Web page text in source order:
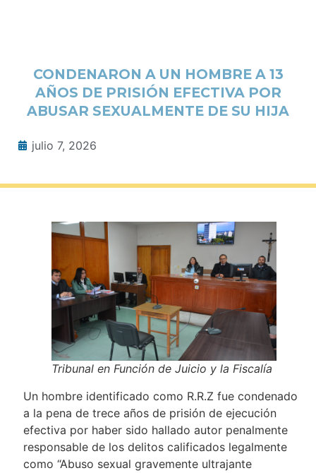
CONDENARON A UN HOMBRE A 13
AÑOS DE PRISIÓN EFECTIVA POR
ABUSAR SEXUALMENTE DE SU HIJA
julio 7, 2026
Tribunal en Función de Juicio y la Fiscalía
Un hombre identificado como R.R.Z fue condenado
a la pena de trece años de prisión de ejecución
efectiva por haber sido hallado autor penalmente
responsable de los delitos calificados legalmente
como “Abuso sexual gravemente ultrajante